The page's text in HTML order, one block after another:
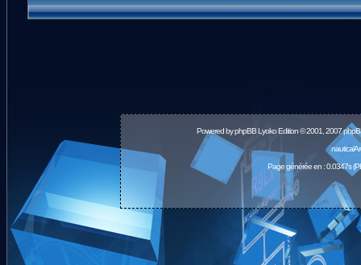
Powered byphpBBLyoko Edition © 2001, 2007
Page générée en : 0.0347s